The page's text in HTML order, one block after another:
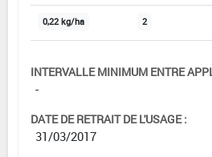
0,22 kg/ha 2
INTERVALLE MINIMUM ENTRE
-
DATE DE RETRAIT DE L'USAGE :
31/03/2017